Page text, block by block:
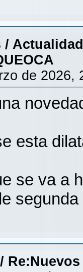
/ Actualidad
de 2026,
esta
se va a
/